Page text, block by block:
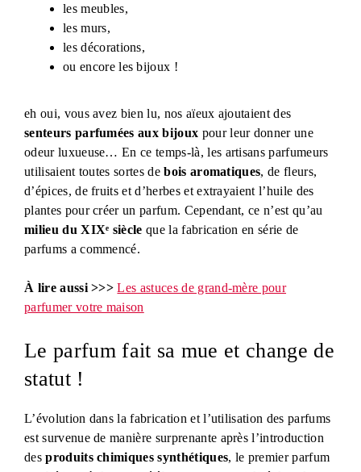
les meubles,
les murs,
les décorations,
ou encore les bijoux !
eh oui, vous avez bien lu, nos aïeux ajoutaient des
senteurs parfumées aux bijoux pour leur donner une
odeur luxueuse… En ce temps-là, les artisans parfumeurs
utilisaient toutes sortes debois aromatiques, de fleurs,
d’épices, de fruits et d’herbes et extrayaient l’huile des
plantes pour créer un parfum. Cependant, ce n’est qu’au
milieu duXIXᵉ siècle que la fabrication en série de
parfums a commencé.
À lire aussi >>> Les astuces de grand-mère pour
parfumer votre maison
Le parfum fait sa mue et change de
statut !
L’évolution dans la fabrication et l’utilisation des parfums
est survenue de manière surprenante après l’introduction
desproduits chimiques synthétiques, le premier parfum